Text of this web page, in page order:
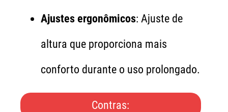
Ajustes ergonômicos: Ajuste de
altura que proporciona mais
conforto durante o uso prolongado.
Contras: